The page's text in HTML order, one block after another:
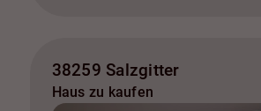
38259 Salzgitter
Haus zu kaufen